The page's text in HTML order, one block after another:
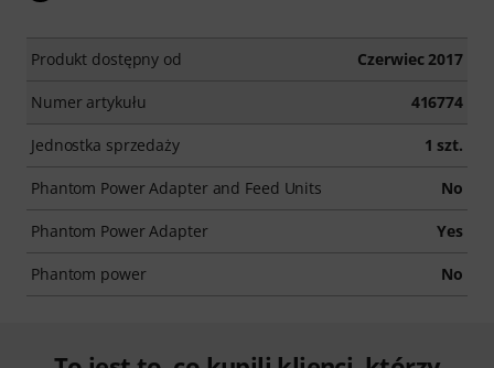
Produkt dostępny od Czerwiec 2017
Numer artykułu 416774
Jednostka sprzedaży 1 szt.
Phantom Power Adapter and Feed Units No
Phantom Power Adapter Yes
Phantom power No